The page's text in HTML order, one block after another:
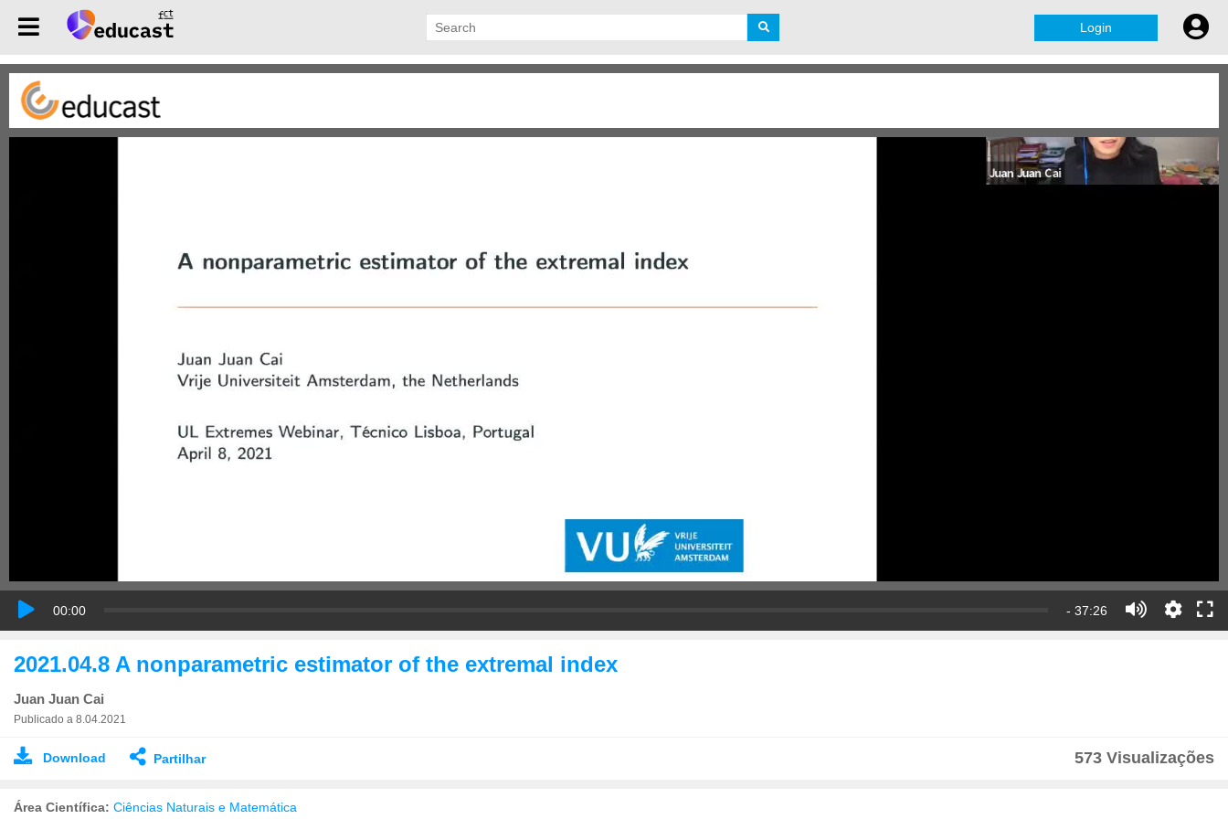
Login
00:00 - 37:26
2021.04.8 A nonparametric estimator of the extremal index
Juan Juan Cai
Publicado a 8.04.2021
Download Partilhar 573 Visualizações
Área Científica: Ciências Naturais e Matemática